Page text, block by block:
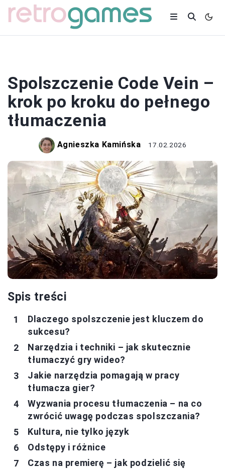
Spolszczenie Code Vein –
krok po kroku do pełnego
tłumaczenia
Agnieszka Kamińska 17.02.2026
Spis treści
Dlaczego spolszczenie jest kluczem do
sukcesu?
Narzędzia i techniki – jak skutecznie
tłumaczyć gry wideo?
Jakie narzędzia pomagają w pracy
tłumacza gier?
Wyzwania procesu tłumaczenia – na co
zwrócić uwagę podczas spolszczania?
Kultura, nie tylko język
Odstępy i różnice
Czas na premierę – jak podzielić się